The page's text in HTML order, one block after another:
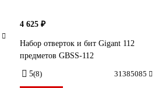
4 625 ₽
Набор отверток и бит Gigant 112
предметов GBSS-112
5(8) 31385085